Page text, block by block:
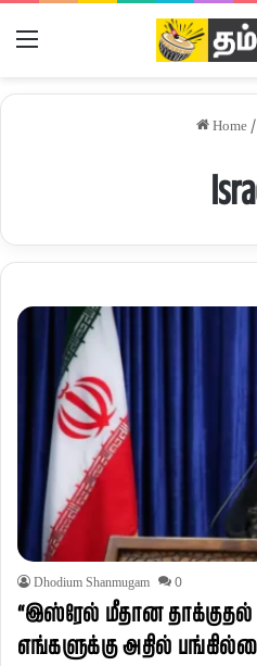
Home /
Dhodium Shanmugam 0
“இஸ்ரேல் மீதான
எங்களுக்கு அதில்